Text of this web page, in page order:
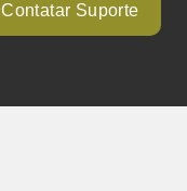
Contatar Suporte